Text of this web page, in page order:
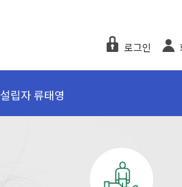
로그인
설립자 류태영